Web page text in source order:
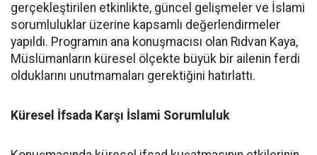
gerçekleştirilen etkinlikte, güncel gelişmeler ve İslami
sorumluluklar üzerine kapsamlı değerlendirmeler
yapıldı. Programın ana konuşmacısı olan Rıdvan Kaya,
Müslümanların küresel ölçekte büyük bir ailenin ferdi
olduklarını unutmamaları gerektiğini hatırlattı.
Küresel İfsada Karşı İslami Sorumluluk